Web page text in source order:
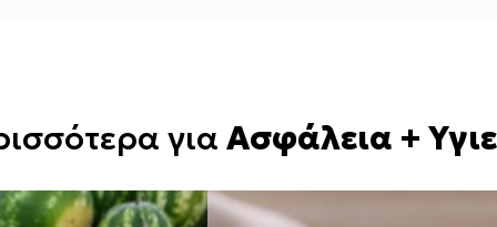
για Ασφάλεια +